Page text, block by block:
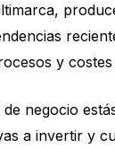
y
negocio
a invertir y